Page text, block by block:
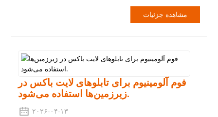
مشاهده جزئیات
فوم آلومینیوم برای تابلوهای لایت باکس در
زیرزمین‌ها استفاده می‌شود.
۲۰۲۶-۰۴-۱۳